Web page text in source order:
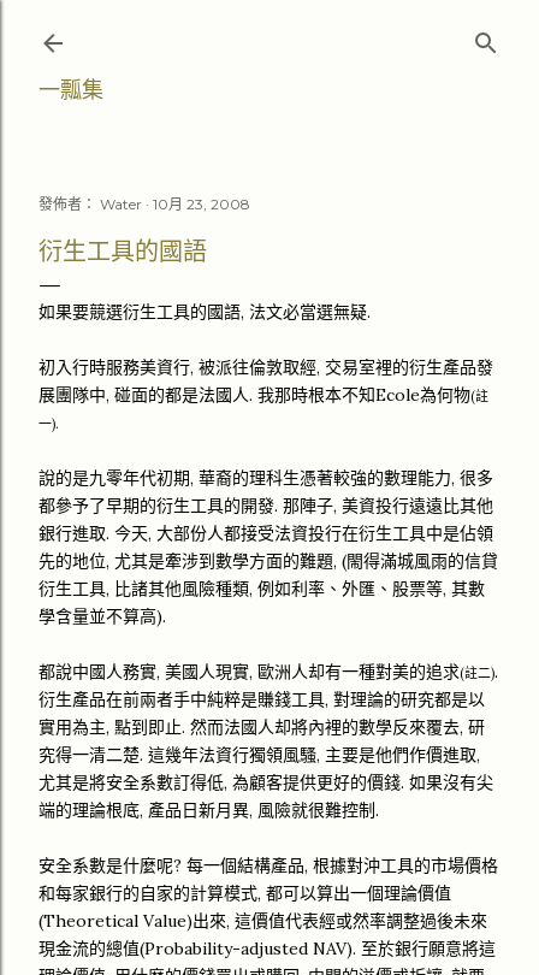
一瓢集
發佈者： Water 10月 23, 2008
衍生工具的國語
如果要競選衍生工具的國語, 法文必當選無疑.
初入行時服務美資行, 被派往倫敦取經, 交易室裡的衍生產品發
展團隊中, 碰面的都是法國人. 我那時根本不知Ecole為何物(註
一).
說的是九零年代初期, 華裔的理科生憑著較強的數理能力, 很多
都參予了早期的衍生工具的開發. 那陣子, 美資投行遠遠比其他
銀行進取. 今天, 大部份人都接受法資投行在衍生工具中是佔領
先的地位, 尤其是牽涉到數學方面的難題, (閙得滿城風雨的信貸
衍生工具, 比諸其他風險種類, 例如利率、外匯、股票等, 其數
學含量並不算高).
都說中國人務實, 美國人現實, 歐洲人却有一種對美的追求(註二).
衍生產品在前兩者手中純粹是賺錢工具, 對理論的研究都是以
實用為主, 點到即止. 然而法國人却將內裡的數學反來覆去, 研
究得一清二楚. 這幾年法資行獨領風騷, 主要是他們作價進取,
尤其是將安全系數訂得低, 為顧客提供更好的價錢. 如果沒有尖
端的理論根底, 產品日新月異, 風險就很難控制.
安全系數是什麼呢? 每一個結構產品, 根據對沖工具的市場價格
和每家銀行的自家的計算模式, 都可以算出一個理論價值
(Theoretical Value)出來, 這價值代表經或然率調整過後未來
現金流的總值(Probability-adjusted NAV). 至於銀行願意將這